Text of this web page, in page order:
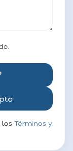
los Términos y